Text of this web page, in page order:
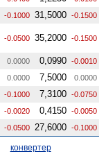
-0.1000 31,5000 -0.1500
-0.0500 35,2000 -0.1500
0.0000 0,0990 -0.0010
0.0000 7,5000 0.0000
-0.1000 7,3100 -0.0750
-0.0020 0,4150 -0.0050
-0.0500 27,6000 -0.1000
конвертер